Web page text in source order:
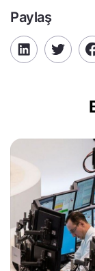
Paylaş